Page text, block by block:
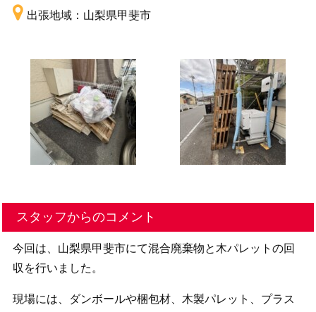
出張地域：山梨県甲斐市
スタッフからのコメント
今回は、山梨県甲斐市にて混合廃棄物と木パレットの回
収を行いました。
現場には、ダンボールや梱包材、木製パレット、プラス